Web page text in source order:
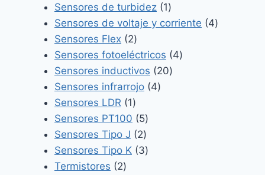
Sensores de turbidez 11
producto
Sensores de voltaje y corriente 44
Sensores Flex 22
productos
Sensores fotoeléctricos 44
Sensores inductivos 2020
Sensores infrarrojo 44
Sensores LDR 11
producto
Sensores PT100 55
productos
Sensores Tipo J 22
productos
Sensores Tipo K 33
Termistores 22